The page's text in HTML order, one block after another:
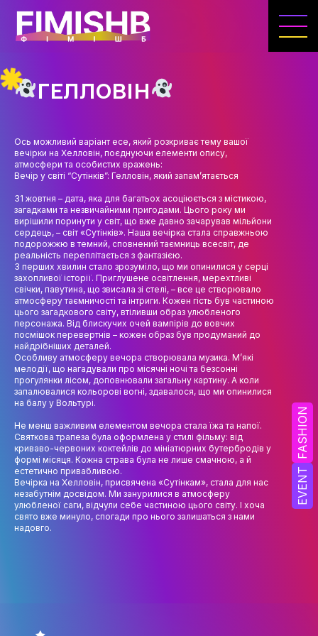
EVENT
FASHION
ГОЛОВНА
ІНДУСТРІЇ ДОЗВІЛЛЯ
ОСВІТНЯ ДІЯЛЬНІСТЬ
ПРАКТИКА
СИЛАБУСИ
НАУКА
НАПРЯМИ ДОСЛІДЖЕНЬ
НАУК.РОБОТА СТУДЕНТІВ
ВИДАВНИЧА ДІЯЛЬНІСТЬ
КОНФЕРЕНЦІЇ, СЕМІНАРИ
ПІДВИЩЕННЯ КВАЛІФІКАЦІЇ
ЯКІСТЬ ОСВІТИ
АКАДЕМІЧНА ДОБРОЧЕСНІСТЬ
АКАДЕМІЧНА МОБІЛЬНІСТЬ
СПІВПРАЦЯ
ГЕЛЛОВІН
Ось можливий варіант есе, який розкриває тему вашої
вечірки на Хелловін, поєднуючи елементи опису,
атмосфери та особистих вражень:
Вечір у світі “Сутінків”: Гелловін, який запам’ятається
31 жовтня – дата, яка для багатьох асоціюється з містикою,
загадками та незвичайними пригодами. Цього року ми
вирішили поринути у світ, що вже давно зачарував мільйони
сердець, – світ «Сутінків». Наша вечірка стала справжньою
подорожжю в темний, сповнений таємниць всесвіт, де
реальність переплітається з фантазією.
З перших хвилин стало зрозуміло, що ми опинилися у серці
захопливої історії. Приглушене освітлення, мерехтливі
свічки, павутина, що звисала зі стелі, – все це створювало
атмосферу таємничості та інтриги. Кожен гість був частиною
цього загадкового світу, втіливши образ улюбленого
персонажа. Від блискучих очей вампірів до вовчих
посмішок перевертнів – кожен образ був продуманий до
найдрібніших деталей.
Особливу атмосферу вечора створювала музика. М’які
мелодії, що нагадували про місячні ночі та безсонні
прогулянки лісом, доповнювали загальну картину. А коли
запалювалися кольорові вогні, здавалося, що ми опинилися
на балу у Вольтурі.
Не менш важливим елементом вечора стала їжа та напої.
Святкова трапеза була оформлена у стилі фільму: від
криваво-червоних коктейлів до мініатюрних бутербродів у
формі місяця. Кожна страва була не лише смачною, а й
естетично привабливою.
Вечірка на Хелловін, присвячена «Сутінкам», стала для нас
незабутнім досвідом. Ми занурилися в атмосферу
улюбленої саги, відчули себе частиною цього світу. І хоча
свято вже минуло, спогади про нього залишаться з нами
надовго.